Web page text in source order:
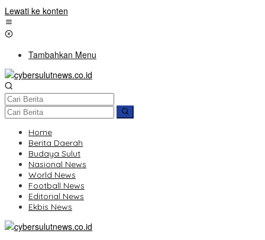
Lewati ke konten
Tambahkan Menu
Home
Berita Daerah
Budaya Sulut
Nasional News
World News
Football News
Editorial News
Ekbis News